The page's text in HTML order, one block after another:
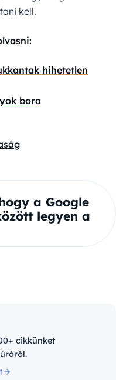
kell.
hihetetlen
bora
a Google
legyen a
cikkünket